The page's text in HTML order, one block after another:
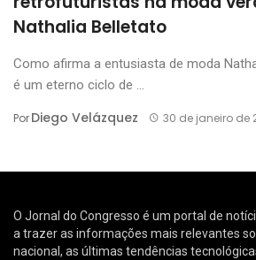
Nathalia Belletato
Como afirma a entusiasta de moda
é um eterno ciclo de ...
PorDiego Velázquez 30 de janeiro de
O Jornal do Congresso é um portal de
a trazer as informações mais relevantes
nacional, as últimas tendências